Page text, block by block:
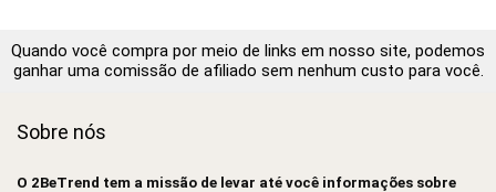
Quando você compra por meio de links em nosso site, podemos
ganhar uma comissão de afiliado sem nenhum custo para você.
Sobre nós
O 2BeTrend tem a missão de levar até você informações sobre